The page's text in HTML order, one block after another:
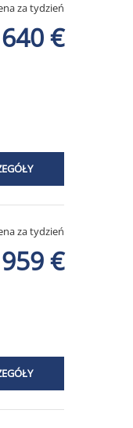
za tydzień
€
za tydzień
€